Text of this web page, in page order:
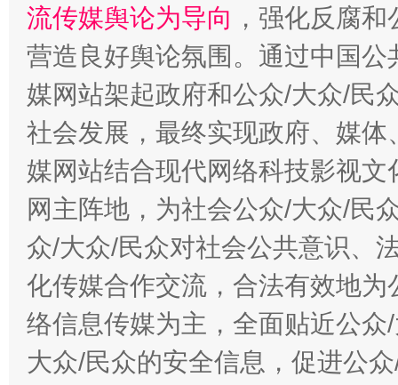
今
流传媒舆论为导向 ，强化反腐
营造良好舆论氛围。通过中国
媒网站架起政府和公众/大众/民
社会发展，最终实现政府、媒
媒网站结合现代网络科技影视
网主阵地，为社会公众/大众/民
众/大众/民众对社会公共意识、
化传媒合作交流，合法有效地
络信息传媒为主，全面贴近公
大众/民众的安全信息，促进公